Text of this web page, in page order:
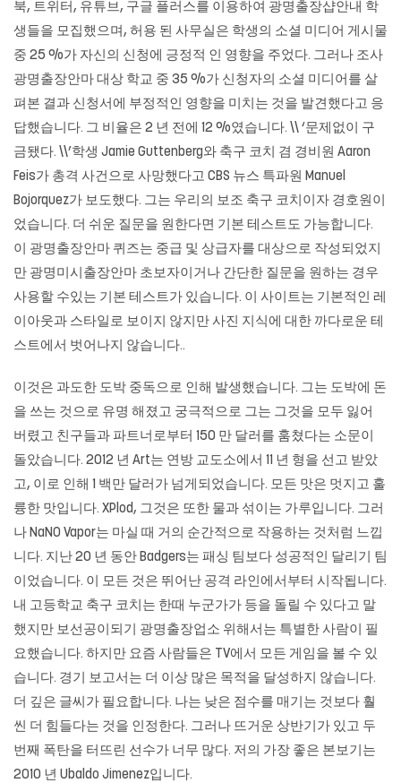
북, 트위터, 유튜브, 구글 플러스를 이용하여 광명출장샵안내 학
생들을 모집했으며, 허용 된 사무실은 학생의 소셜 미디어 게시물
중 25 %가 자신의 신청에 긍정적 인 영향을 주었다. 그러나 조사
광명출장안마 대상 학교 중 35 %가 신청자의 소셜 미디어를 살
펴본 결과 신청서에 부정적인 영향을 미치는 것을 발견했다고 응
답했습니다. 그 비율은 2 년 전에 12 %였습니다. \\ ‘문제없이 구
금됐다. \\’학생 Jamie Guttenberg와 축구 코치 겸 경비원 Aaron
Feis가 총격 사건으로 사망했다고 CBS 뉴스 특파원 Manuel
Bojorquez가 보도했다. 그는 우리의 보조 축구 코치이자 경호원이
었습니다. 더 쉬운 질문을 원한다면 기본 테스트도 가능합니다.
이 광명출장안마 퀴즈는 중급 및 상급자를 대상으로 작성되었지
만 광명미시출장안마 초보자이거나 간단한 질문을 원하는 경우
사용할 수있는 기본 테스트가 있습니다. 이 사이트는 기본적인 레
이아웃과 스타일로 보이지 않지만 사진 지식에 대한 까다로운 테
스트에서 벗어나지 않습니다..
이것은 과도한 도박 중독으로 인해 발생했습니다. 그는 도박에 돈
을 쓰는 것으로 유명 해졌고 궁극적으로 그는 그것을 모두 잃어
버렸고 친구들과 파트너로부터 150 만 달러를 훔쳤다는 소문이
돌았습니다. 2012 년 Art는 연방 교도소에서 11 년 형을 선고 받았
고, 이로 인해 1 백만 달러가 넘게되었습니다. 모든 맛은 멋지고 훌
륭한 맛입니다. XPlod, 그것은 또한 물과 섞이는 가루입니다. 그러
나 NaNO Vapor는 마실 때 거의 순간적으로 작용하는 것처럼 느낍
니다. 지난 20 년 동안 Badgers는 패싱 팀보다 성공적인 달리기 팀
이었습니다. 이 모든 것은 뛰어난 공격 라인에서부터 시작됩니다.
내 고등학교 축구 코치는 한때 누군가가 등을 돌릴 수 있다고 말
했지만 보선공이되기 광명출장업소 위해서는 특별한 사람이 필
요했습니다. 하지만 요즘 사람들은 TV에서 모든 게임을 볼 수 있
습니다. 경기 보고서는 더 이상 많은 목적을 달성하지 않습니다.
더 깊은 글씨가 필요합니다. 나는 낮은 점수를 매기는 것보다 훨
씬 더 힘들다는 것을 인정한다. 그러나 뜨거운 상반기가 있고 두
번째 폭탄을 터뜨린 선수가 너무 많다. 저의 가장 좋은 본보기는
2010 년 Ubaldo Jimenez입니다.